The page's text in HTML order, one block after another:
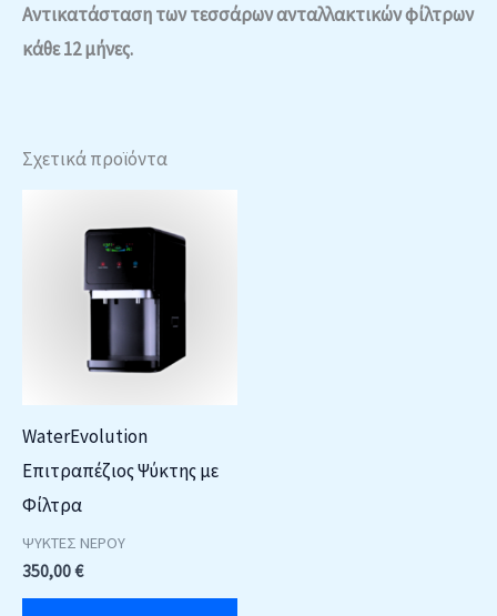
Αντικατάσταση των τεσσάρων ανταλλακτικών φίλτρων
κάθε 12 μήνες.
Σχετικά προϊόντα
WaterEvolution
Επιτραπέζιος Ψύκτης με
Φίλτρα
ΨΥΚΤΕΣ ΝΕΡΟΥ
350,00€